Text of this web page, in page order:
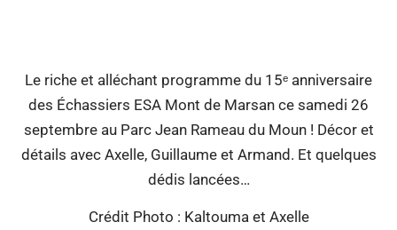
Le riche et alléchant programme du 15ᵉ anniversaire
des Échassiers ESA Mont de Marsan ce samedi 26
septembre au Parc Jean Rameau du Moun ! Décor et
détails avec Axelle, Guillaume et Armand. Et quelques
dédis lancées…
Crédit Photo : Kaltouma et Axelle